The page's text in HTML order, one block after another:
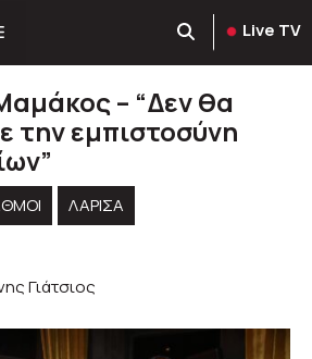
Live TV
– “Δεν θα
την εμπιστοσύνη
ΛΑΡΙΣΑ
Γιάτσιος